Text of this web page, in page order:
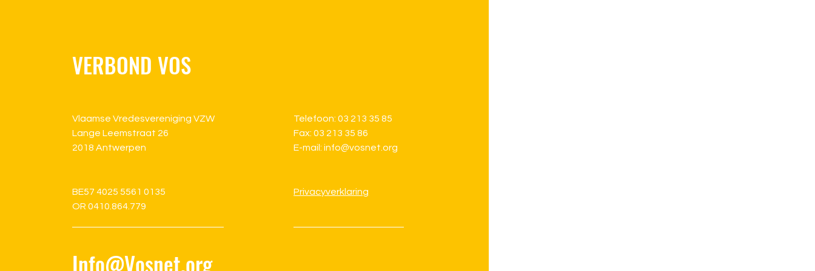
VERBOND VOS
Vlaamse Vredesvereniging VZW
Lange Leemstraat 26
2018 Antwerpen
BE57 4025 5561 0135
OR 0410.864.779
Telefoon: 03 213 35 85
Fax: 03 213 35 86
E-mail: info@vosnet.org
Privacyverklaring
Info@Vosnet.org